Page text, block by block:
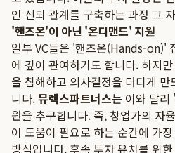
인 신뢰 관계를 구축하는 과정 그
'핸즈온'이 아닌 '온디맨드' 지원
일부 VC들은 '핸즈온(Hands-on)'
에 깊이 관여하기도 합니다. 하지
을 침해하고 의사결정을 더디게
니다.뮤렉스파트너스는 이와 달
원을 추구합니다. 즉, 창업가의 자
이 도움이 필요로 하는 순간에 가
방식입니다. 후속 투자 유치를 위